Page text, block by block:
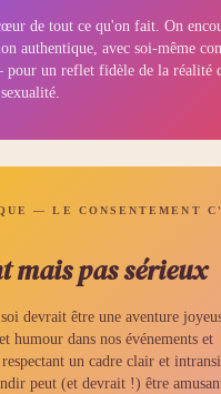
de tout ce qu'on fait. On
authentique, avec soi-même
pour un reflet fidèle de la réalité
— LE CONSENTEMENT
mais pas sérieux
devrait être une aventure
humour dans nos événements et
un cadre clair et
peut (et devrait !) être